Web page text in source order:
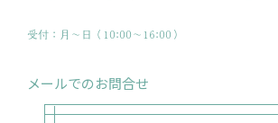
受付：月〜日（10:00～16:00）
メールでのお問合せ